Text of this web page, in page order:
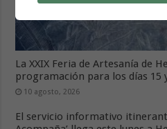
La XXIX Feria de Artesanía de
programación para los días 15
10 agosto, 2026
El servicio informativo